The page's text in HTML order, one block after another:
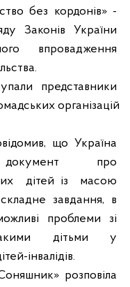
без кордонів» -
Законів
України
впровадження
представники
організацій
що Україна
документ
про
дітей із
масою
складне завдання,
в
проблеми
зі
дітьми
у
інвалідів.
розповіла